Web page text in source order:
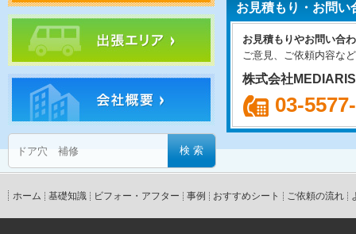
お見積もり・お問い
お見積もりやお問い合
ご意見、ご依頼内容な
株式会社
03-
ホーム 基礎知識 ビフォー・アフター 事例 おすすめシート ご依頼の流れ